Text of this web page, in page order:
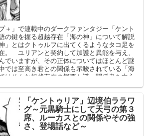
＋」で連載中のダークファンタジー「ケント
の鍵を握る超越存在「海の神」について解説
とはクトゥルフに出てくるようなタコ足を
。 ユリアンと契約して加護と異能を与え、
でいますが、その正体についてはほとんど謎
は至高き君との関係も示唆されている「海
そんな超越存在の概要と謎、関係者を中心
「ケントゥリア」辺境伯ララワ
グ～元黒騎士にして天弓の第３
席、ルーカスとの関係やその強
さ、登場話など～